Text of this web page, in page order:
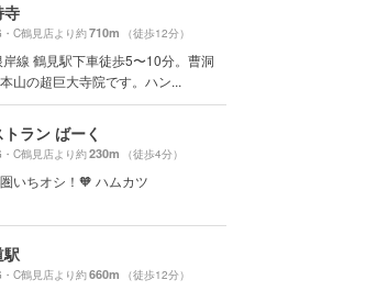
寺
C鶴見店より約710m （徒歩12分）
線 鶴見駅下車徒歩5〜10分。曹洞
山の超巨大寺院です。ハン...
トラン ばーく
C鶴見店より約230m （徒歩4分）
いちオシ！🧡 ハムカツ
駅
C鶴見店より約660m （徒歩12分）